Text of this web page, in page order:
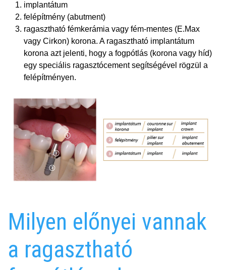
implantátum
felépítmény (abutment)
ragasztható fémkerámia vagy fém-mentes (E.Max
vagy Cirkon) korona. A ragasztható implantátum
korona azt jelenti, hogy a fogpótlás (korona vagy híd)
egy speciális ragasztócement segítségével rögzül a
felépítményen.
Milyen előnyei vannak
a ragasztható